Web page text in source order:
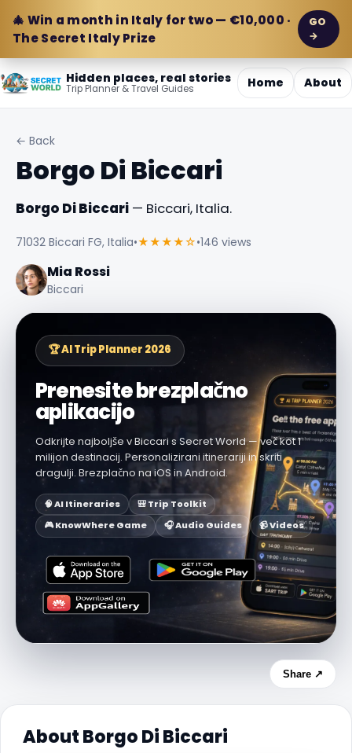
🎄 Win a month in Italy for two — €10,000 ·
The Secret Italy Prize
GO
→
Hidden places, real stories
Trip Planner & Travel Guides Home About
← Back
Borgo Di Biccari
Borgo Di Biccari — Biccari, Italia.
71032 Biccari FG, Italia•★★★★☆•146 views
Mia Rossi
Biccari
🏆 AI Trip Planner 2026
Prenesite brezplačno
aplikacijo
Odkrijte najboljše v Biccari s Secret World — več kot 1
milijon destinacij. Personalizirani itinerariji in skriti
dragulji. Brezplačno na iOS in Android.
🧠 AI Itineraries
🎒 Trip Toolkit
🎮 KnowWhere Game
🎧 Audio Guides 📹 Videos
Share ↗
About Borgo Di Biccari